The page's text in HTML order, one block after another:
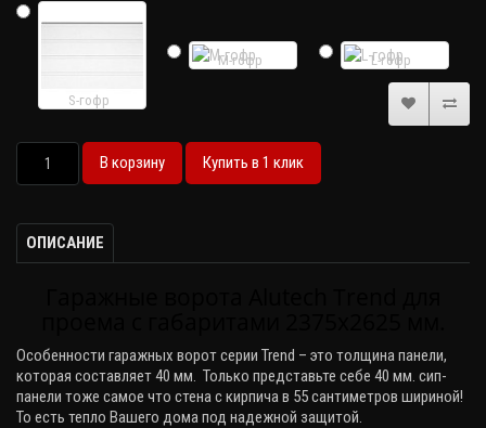
S-гофр
M-гофр L-гофр
В корзину Купить в 1 клик
ОПИСАНИЕ
Особенности гаражных ворот серии Trend – это толщина панели,
которая составляет 40 мм. Только представьте себе 40 мм. сип-
панели тоже самое что стена с кирпича в 55 сантиметров шириной!
То есть тепло Вашего дома под надежной защитой.